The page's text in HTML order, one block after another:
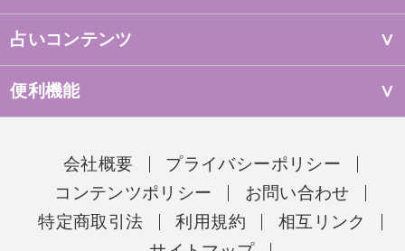
占いコンテンツ
便利機能
会社概要
プライバシーポリシー
コンテンツポリシー
お問い合わせ
特定商取引法
利用規約
相互リンク